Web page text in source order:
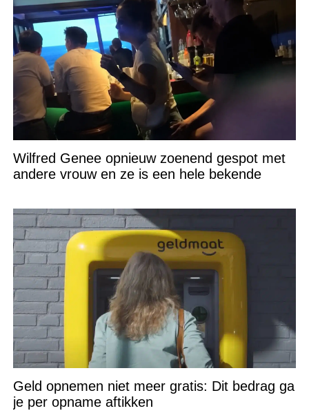
Wilfred Genee opnieuw zoenend gespot met
andere vrouw en ze is een hele bekende
Geld opnemen niet meer gratis: Dit bedrag ga
je per opname aftikken